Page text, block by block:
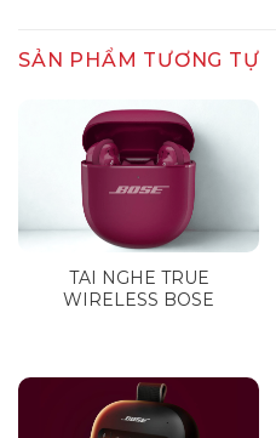
SẢN PHẨM TƯƠNG TỰ
TAI NGHE TRUE
WIRELESS BOSE